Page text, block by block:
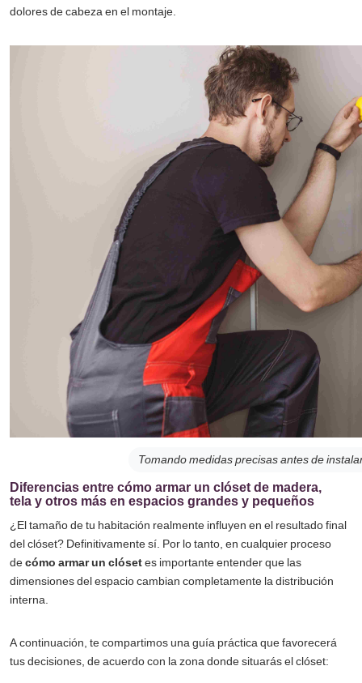
dolores de cabeza en el montaje.
Tomando medidas precisas antes de
Diferencias entre cómo armar un clóset de madera,
tela y otros más en espacios grandes y pequeños
¿El tamaño de tu habitación realmente influyen en el resultado final
del clóset? Definitivamente sí. Por lo tanto, en cualquier proceso
decómo armar un clósetes importante entender que las
dimensiones del espacio cambian completamente la distribución
interna.
A continuación, te compartimos una guía práctica que favorecerá
tus decisiones, de acuerdo con la zona donde situarás el clóset: